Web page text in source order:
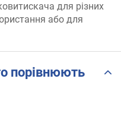
для різних
або для
порівнюють